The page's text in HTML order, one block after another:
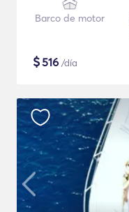
Barco de motor
$516 /día